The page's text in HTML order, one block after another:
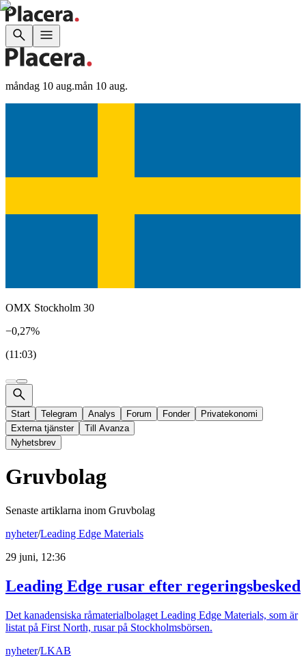
måndag 10 aug.mån 10 aug.
OMX Stockholm 30
−0,27%
(11:03)
Start Telegram Analys Forum Fonder
Privatekonomi
Externa tjänster
Till Avanza
Nyhetsbrev
Gruvbolag
Senaste artiklarna inom Gruvbolag
nyheter/Leading Edge Materials
29 juni, 12:36
Leading Edge rusar efter regeringsbesked
Det kanadensiska råmaterialbolaget Leading Edge Materials, som är
listat på First North, rusar på Stockholmsbörsen.
nyheter/LKAB